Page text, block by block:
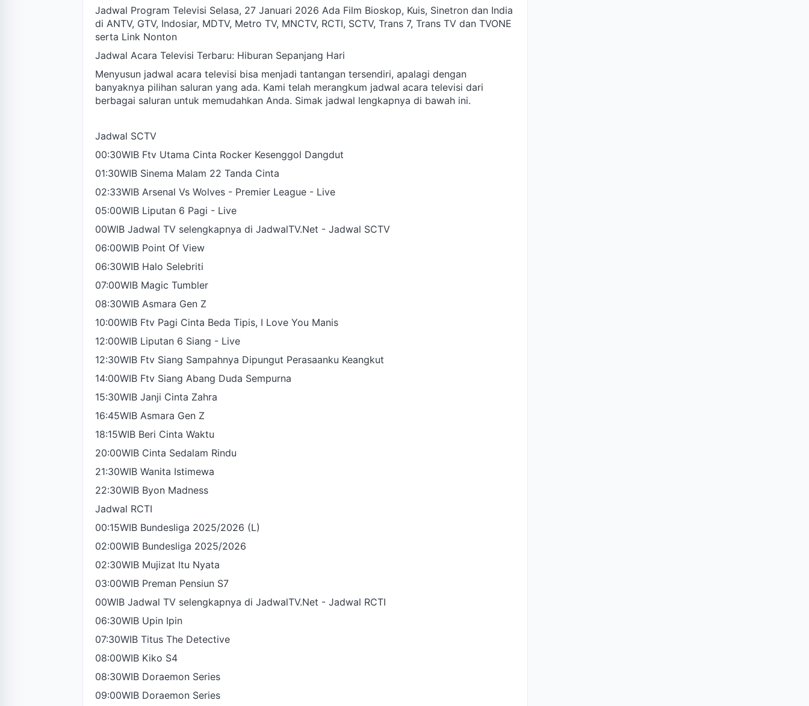
Jadwal Program Televisi Selasa, 27 Januari 2026 Ada Film Bioskop, Kuis, Sinetron dan India
di ANTV, GTV, Indosiar, MDTV, Metro TV, MNCTV, RCTI, SCTV, Trans 7, Trans TV dan TVONE
serta Link Nonton
Jadwal Acara Televisi Terbaru: Hiburan Sepanjang Hari
Menyusun jadwal acara televisi bisa menjadi tantangan tersendiri, apalagi dengan
banyaknya pilihan saluran yang ada. Kami telah merangkum jadwal acara televisi dari
berbagai saluran untuk memudahkan Anda. Simak jadwal lengkapnya di bawah ini.
Jadwal SCTV
00:30WIB Ftv Utama Cinta Rocker Kesenggol Dangdut
01:30WIB Sinema Malam 22 Tanda Cinta
02:33WIB Arsenal Vs Wolves - Premier League - Live
05:00WIB Liputan 6 Pagi - Live
00WIB Jadwal TV selengkapnya di JadwalTV.Net - Jadwal SCTV
06:00WIB Point Of View
06:30WIB Halo Selebriti
07:00WIB Magic Tumbler
08:30WIB Asmara Gen Z
10:00WIB Ftv Pagi Cinta Beda Tipis, I Love You Manis
12:00WIB Liputan 6 Siang - Live
12:30WIB Ftv Siang Sampahnya Dipungut Perasaanku Keangkut
14:00WIB Ftv Siang Abang Duda Sempurna
15:30WIB Janji Cinta Zahra
16:45WIB Asmara Gen Z
18:15WIB Beri Cinta Waktu
20:00WIB Cinta Sedalam Rindu
21:30WIB Wanita Istimewa
22:30WIB Byon Madness
Jadwal RCTI
00:15WIB Bundesliga 2025/2026 (L)
02:00WIB Bundesliga 2025/2026
02:30WIB Mujizat Itu Nyata
03:00WIB Preman Pensiun S7
00WIB Jadwal TV selengkapnya di JadwalTV.Net - Jadwal RCTI
06:30WIB Upin Ipin
07:30WIB Titus The Detective
08:00WIB Kiko S4
08:30WIB Doraemon Series
09:00WIB Doraemon Series